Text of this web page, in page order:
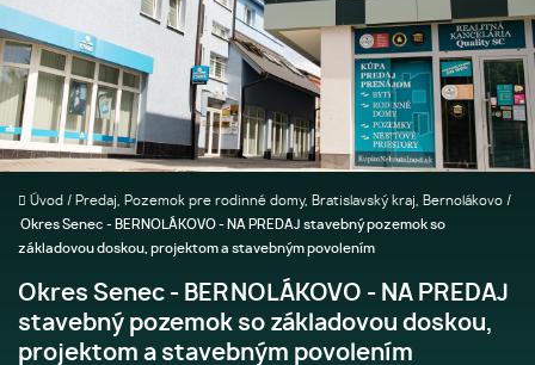
Úvod / Predaj, Pozemok pre rodinné domy, Bratislavský kraj, Bernolákovo /
Okres Senec - BERNOLÁKOVO - NA PREDAJ stavebný pozemok so
základovou doskou, projektom a stavebným povolením
Okres Senec - BERNOLÁKOVO - NA PREDAJ
stavebný pozemok so základovou doskou,
projektom a stavebným povolením